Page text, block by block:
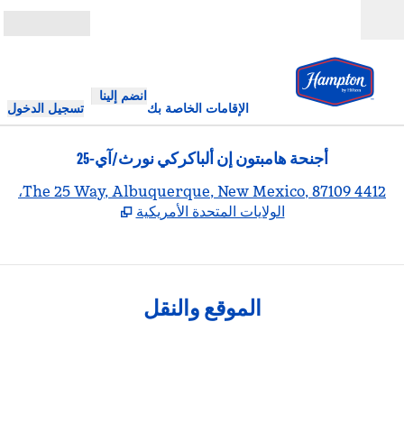
الإقامات الخاصة بك
انضم إلينا
تسجيل الدخول
أجنحة هامبتون إن ألباكركي نورث/آي-25
4412 The 25 Way, Albuquerque, New Mexico, 87109،
الولايات المتحدة الأمريكية
الموقع والنقل